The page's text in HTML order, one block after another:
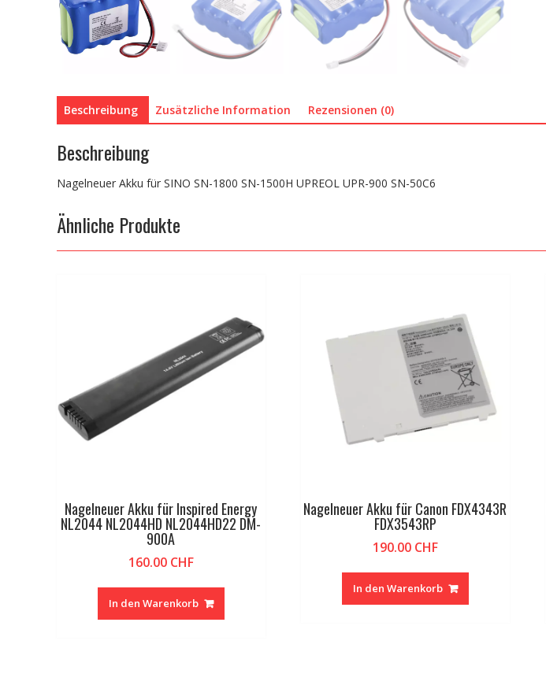
Beschreibung Zusätzliche Information Rezensionen (0)
Beschreibung
Nagelneuer Akku für SINO SN-1800 SN-1500H UPREOL UPR-900 SN-50C6
Ähnliche Produkte
Nagelneuer Akku für Inspired Energy
NL2044 NL2044HD NL2044HD22 DM-
900A
160.00 CHF
In den Warenkorb
Nagelneuer Akku für Canon FDX4343R
FDX3543RP
190.00 CHF
In den Warenkorb